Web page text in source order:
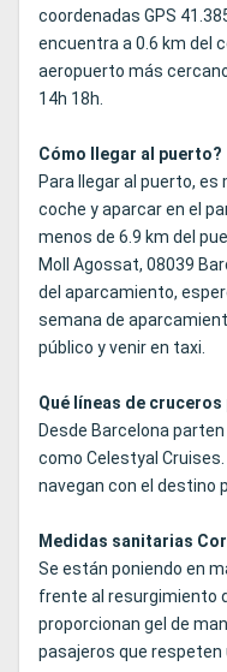
coordenadas GPS
encuentra a 0.6 km del
aeropuerto más
14h 18h.
Cómo llegar al puerto?
Para llegar al puerto, es
coche y aparcar en el
menos de 6.9 km del
Moll Agossat, 08039
del aparcamiento,
semana de
público y venir en taxi.
Qué líneas de
Desde Barcelona
como Celestyal
navegan con el destino
Medidas sanitarias
Se están poniendo en
frente al resurgimiento
proporcionan gel de
pasajeros que